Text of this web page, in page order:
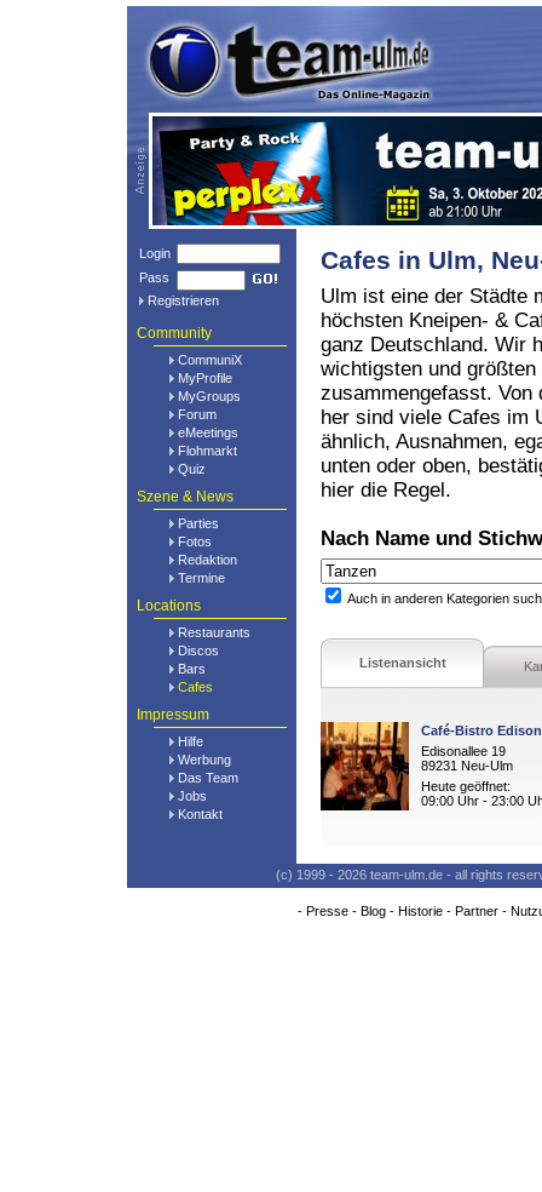
Login
Pass
Registrieren
Community
CommuniX
MyProfile
MyGroups
Forum
eMeetings
Flohmarkt
Quiz
Szene & News
Parties
Fotos
Redaktion
Termine
Locations
Restaurants
Discos
Bars
Cafes
Impressum
Hilfe
Werbung
Das Team
Jobs
Kontakt
Cafes in Ulm,
Ulm ist eine der Städte
höchsten Kneipen- &
ganz Deutschland. Wir
wichtigsten und größten
zusammengefasst. Von
her sind viele Cafes im
ähnlich, Ausnahmen,
unten oder oben,
hier die Regel.
Nach Name und
Auch in anderen Kategorien
Listenansicht
Café-Bistro
Edisonallee 19
89231 Neu-Ulm
Heute geöffnet:
09:00 Uhr - 23:00
(c) 1999 - 2026 team-ulm.de - all rights
- Presse- Blog- Historie- Partner-